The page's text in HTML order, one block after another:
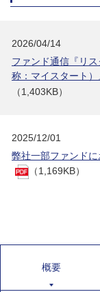
2026/04/14
ファンド通信『リ
称：マイスタート
（1,403KB）
2025/12/01
弊社一部ファンド
（1,169KB）
概要